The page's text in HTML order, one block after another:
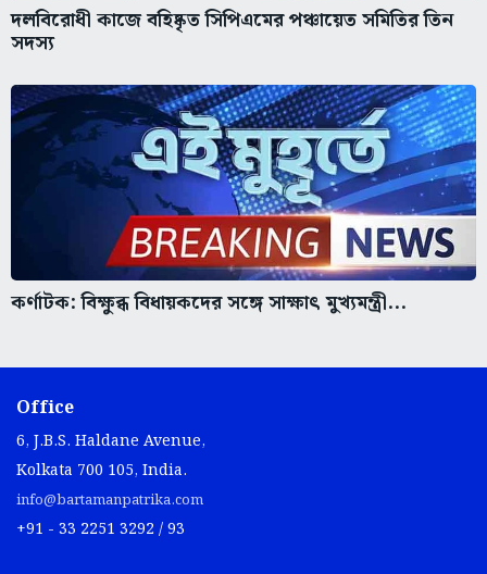
দলবিরোধী কাজে বহিষ্কৃত সিপিএমের পঞ্চায়েত সমিতির তিন
সদস্য
কর্ণাটক: বিক্ষুব্ধ বিধায়কদের সঙ্গে সাক্ষাৎ মুখ্যমন্ত্রী...
Office
6, J.B.S. Haldane Avenue,
Kolkata 700 105, India.
info@bartamanpatrika.com
+91 - 33 2251 3292 / 93